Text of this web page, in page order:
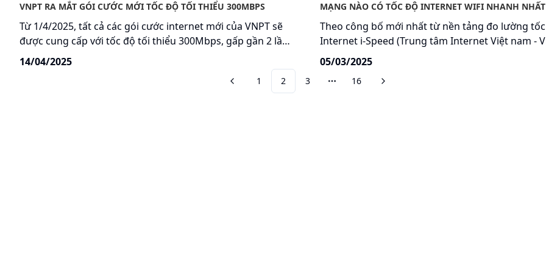
VNPT RA MẮT GÓI CƯỚC MỚI TỐC ĐỘ TỐI THIỂU 300MBPS
Từ 1/4/2025, tất cả các gói cước internet mới của VNPT sẽ
được cung cấp với tốc độ tối thiểu 300Mbps, gấp gần 2 lần
so với tốc độ trung bình của internet Việt Nam hiện nay,
thiết lập dấu mốc tốc độ tối thiểu mới cao nhất trong các
14/04/2025
MẠNG NÀO CÓ TỐC ĐỘ INTERNET WIFI NHANH
Theo công bố mới nhất từ nền tảng đo lường
Internet i-Speed (Trung tâm Internet Việt nam - VNNIC),
VNPT là nhà mạng có tốc độ Internet nhanh nhất
trung bình cao hơn các nhà mạng khác gần 1,5
05/03/2025
1 2 3 More pages
16